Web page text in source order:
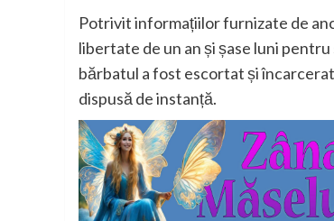
Potrivit informațiilor furnizate de
libertate de un an și șase luni
bărbatul a fost escortat și
dispusă de instanță.